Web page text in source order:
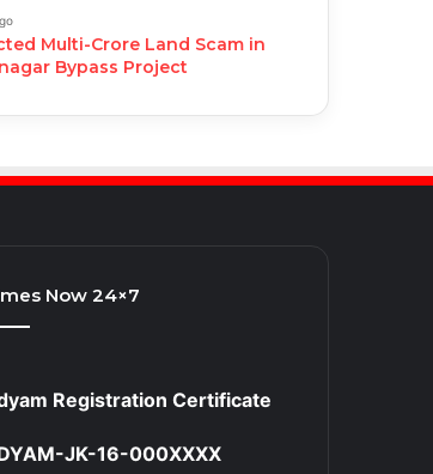
Multi-Crore Land Scam in
Bypass Project
Now 24×7
Registration Certificate
JK-16-000XXXX